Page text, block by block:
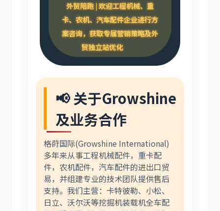
外贸陪跑 | 欢迎工程机械、重
卡、农机、汽车配件企业进行方
案咨询，获取专属营销策略及外
贸独立站优化
📢 关于Growshine
及业务合作
格莳国际(Growshine International)
多年来从事工程机械配件，重卡配
件，农机配件，汽车配件的进出口贸
易，并组建专业的技术团队提供售后
支持。我们主营：卡特彼勒、小松、
日立、沃尔沃等挖掘机装载机全车配